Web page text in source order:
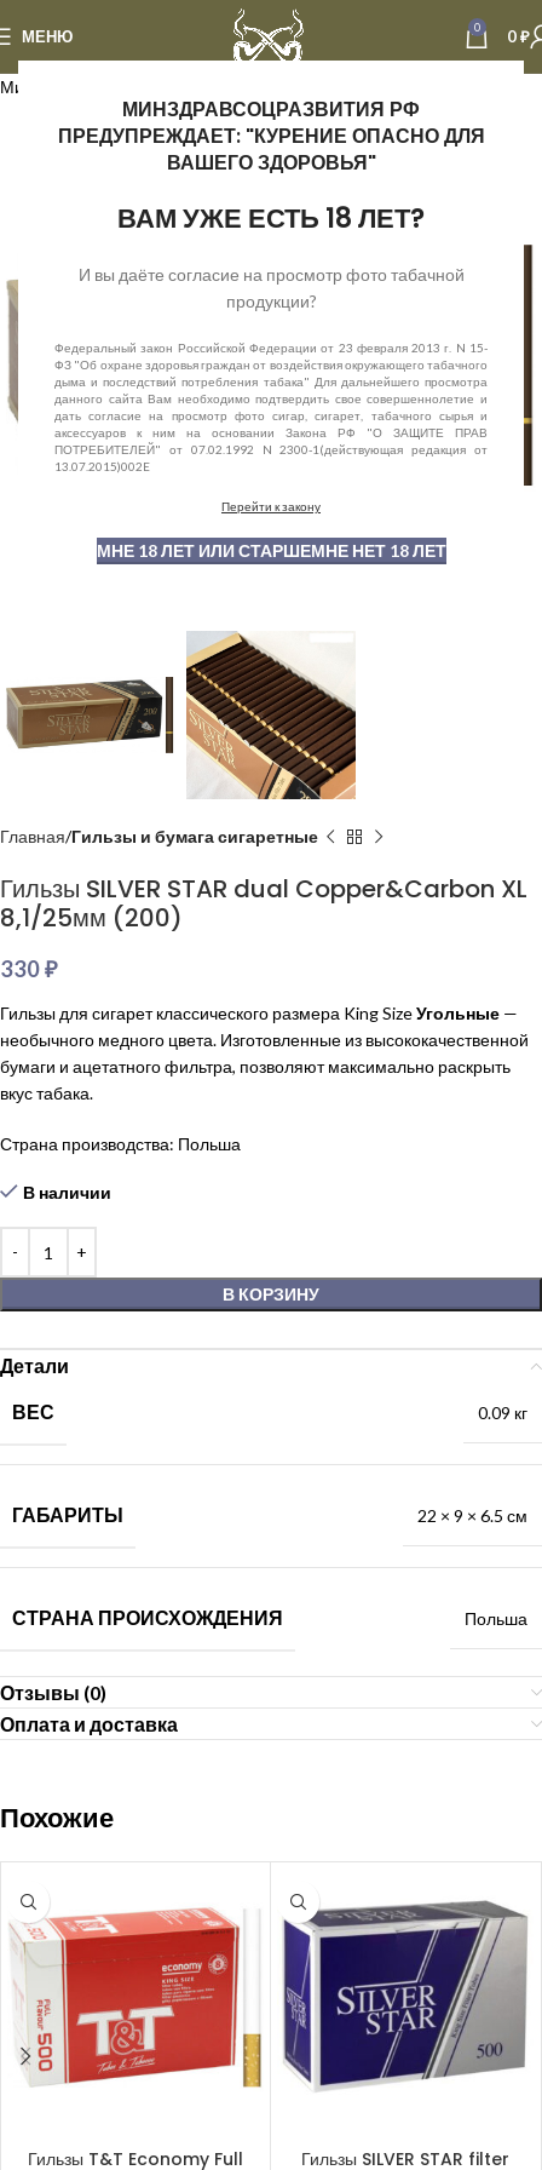
МИНЗДРАВСОЦРАЗВИТИЯ РФ
ПРЕДУПРЕЖДАЕТ: "КУРЕНИЕ ОПАСНО ДЛЯ
ВАШЕГО ЗДОРОВЬЯ"
ВАМ УЖЕ ЕСТЬ 18 ЛЕТ?
И вы даёте согласие на просмотр фото табачной
продукции?
Федеральный закон Российской Федерации от 23 февраля 2013 г. N 15-
ФЗ "Об охране здоровья граждан от воздействия окружающего табачного
дыма и последствий потребления табака" Для дальнейшего просмотра
данного сайта Вам необходимо подтвердить свое совершеннолетие и
дать согласие на просмотр фото сигар, сигарет, табачного сырья и
аксессуаров к ним на основании Закона РФ "О ЗАЩИТЕ ПРАВ
ПОТРЕБИТЕЛЕЙ" от 07.02.1992 N 2300-1(действующая редакция от
13.07.2015)002E
Перейти к закону
МНЕ 18 ЛЕТ ИЛИ СТАРШЕМНЕ НЕТ 18 ЛЕТ
МЕНЮ 0 0₽
Минимальный вес отправки - 1 кг табака
Главная Гильзы и бумага сигаретные
Гильзы SILVER STAR dual Copper&Carbon XL
8,1/25мм (200)
330₽
Гильзы для сигарет классического размера King SizeУгольные —
необычного медного цвета. Изготовленные из высококачественной
бумаги и ацетатного фильтра, позволяют максимально раскрыть
вкус табака.
Страна производства: Польша
В наличии
В КОРЗИНУ
Детали
ВЕС
0.09 кг
ГАБАРИТЫ 22 × 9 × 6.5 см
СТРАНА ПРОИСХОЖДЕНИЯ Польша
Отзывы (0)
Оплата и доставка
Похожие
Гильзы T&T Economy Full Гильзы SILVER STAR filter